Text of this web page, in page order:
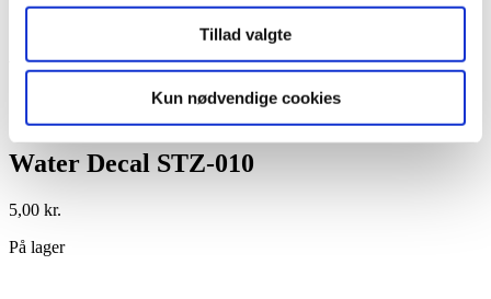
Tillad valgte
Kun nødvendige cookies
Vare: Water Decal STZ-010
Water Decal STZ-010
5,00 kr.
På lager